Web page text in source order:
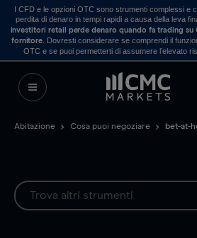
I CFD e le opzioni OTC sono strumenti complessi e
perdita di denaro in tempi rapidi a causa della leva
investitori retail perde denaro quando fa trading su
fornitore . Dovresti considerare se comprendi il
OTC e se puoi permetterti di assumere l’elevato
Abitazione Cosa puoi negoziare bet-at-